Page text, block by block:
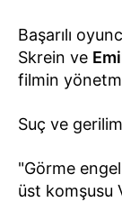
Başarılı
Skrein ve
filmin
Suç ve
"Görme
üst komşusu